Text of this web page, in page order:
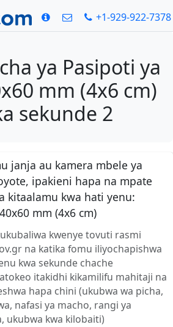
+1-929-922-7378
ya Pasipoti ya
mm (4x6 cm)
sekunde 2
janja au kamera mbele ya
ipakieni hapa na mpate
kitaalamu kwa hati yenu:
mm (4x6 cm)
kwenye tovuti rasmi
na katika fomu iliyochapishwa
kwa sekunde chache
itakidhi kikamilifu mahitaji na
hapa chini (ukubwa wa picha,
nafasi ya macho, rangi ya
ukubwa kwa kilobaiti)